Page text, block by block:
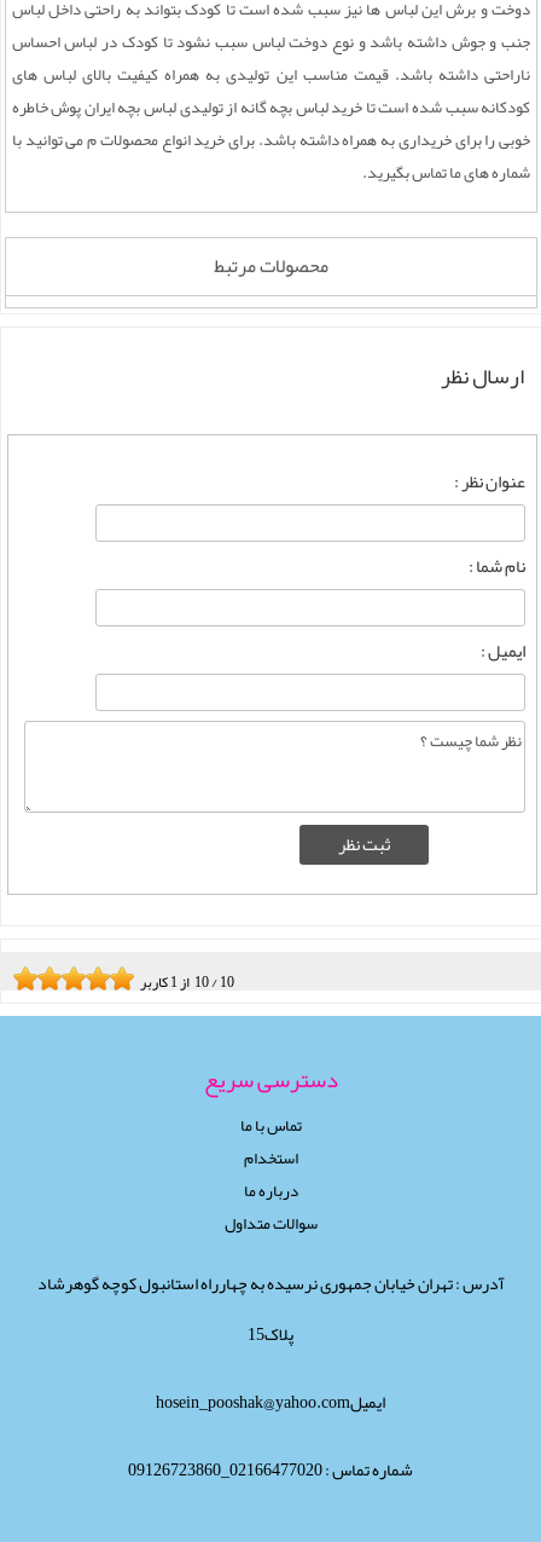
دوخت و برش این لباس ها نیز سبب شده است تا کودک بتواند به راحتی داخل لباس
جنب و جوش داشته باشد و نوع دوخت لباس سبب نشود تا کودک در لباس احساس
ناراحتی داشته باشد. قیمت مناسب این تولیدی به همراه کیفیت بالای لباس های
کودکانه سبب شده است تا خرید لباس بچه گانه از تولیدی لباس بچه ایران پوش خاطره
خوبی را برای خریداری به همراه داشته باشد. برای خرید انواع محصولات م می توانید با
شماره های ما تماس بگیرید.
محصولات مرتبط
ارسال نظر
عنوان نظر :
نام شما :
ایمیل :
10/10 از1کاربر
دسترسی سریع
تماس با ما
استخدام
درباره ما
سوالات متداول
آدرس : تهران خیابان جمهوری نرسیده به چهارراه استانبول کوچه گوهرشاد
پلاک15
ایمیلhosein_pooshak@yahoo.com
شماره تماس : 02166477020_09126723860